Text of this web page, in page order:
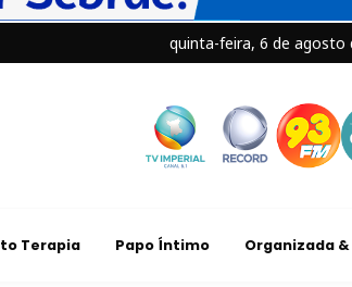
quinta-feira, 6 de agosto
Terapia Papo Íntimo Organizada